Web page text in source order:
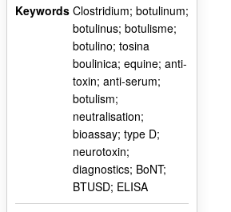
Keywords Clostridium; botulinum;
botulinus; botulisme;
botulino; tosina
boulinica; equine; anti-
toxin; anti-serum;
botulism;
neutralisation;
bioassay; type D;
neurotoxin;
diagnostics; BoNT;
BTUSD; ELISA